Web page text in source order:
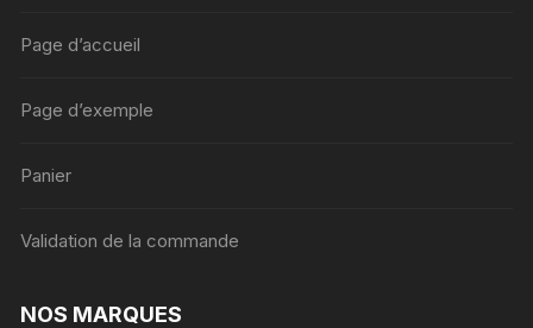
Page d’accueil
Page d’exemple
Panier
Validation de la commande
NOS MARQUES